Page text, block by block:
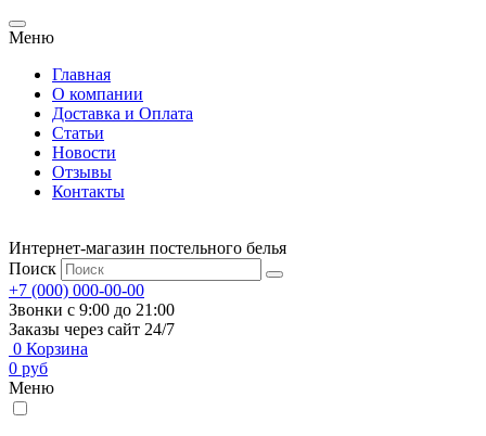
Меню
Главная
О компании
Доставка и Оплата
Статьи
Новости
Отзывы
Контакты
Интернет-магазин постельного белья
Поиск
+7 (000) 000-00-00
Звонки с 9:00 до 21:00
Заказы через сайт 24/7
0 Корзина
0 руб
Меню